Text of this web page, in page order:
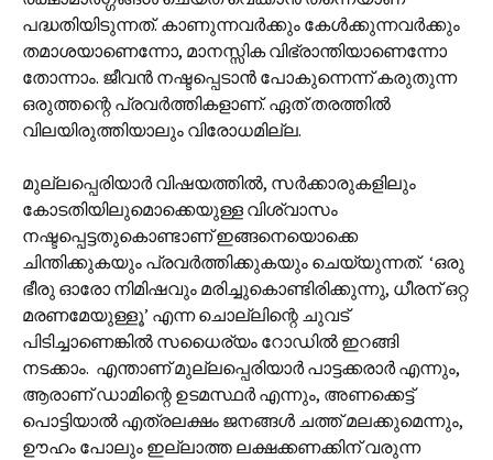
പദ്ധതിയിടുന്നത്. കാണുന്നവർക്കും കേൾക്കുന്നവർക്കും
തമാശയാണെന്നോ, മാനസ്സിക വിഭ്രാന്തിയാണെന്നോ
തോന്നാം. ജീവൻ നഷ്ടപ്പെടാൻ പോകുന്നെന്ന് കരുതുന്ന
ഒരുത്തന്റെ പ്രവർത്തികളാണ്. ഏത് തരത്തിൽ
വിലയിരുത്തിയാലും വിരോധമില്ല.
മുല്ലപ്പെരിയാർ വിഷയത്തിൽ, സർക്കാരുകളിലും
കോടതിയിലുമൊക്കെയുള്ള വിശ്വാസം
നഷ്ടപ്പെട്ടതുകൊണ്ടാണ് ഇങ്ങനെയൊക്കെ
ചിന്തിക്കുകയും പ്രവർത്തിക്കുകയും ചെയ്യുന്നത്. ‘ഒരു
ഭീരു ഓരോ നിമിഷവും മരിച്ചുകൊണ്ടിരിക്കുന്നു, ധീരന് ഒറ്റ
മരണമേയുള്ളൂ’ എന്ന ചൊല്ലിന്റെ ചുവട്
പിടിച്ചാണെങ്കിൽ സധൈര്യം റോഡിൽ ഇറങ്ങി
നടക്കാം. എന്താണ് മുല്ലപ്പെരിയാർ പാട്ടക്കരാർ എന്നും,
ആരാണ് ഡാമിന്റെ ഉടമസ്ഥർ എന്നും, അണക്കെട്ട്
പൊട്ടിയാൽ എത്രലക്ഷം ജനങ്ങൾ ചത്ത് മലക്കുമെന്നും,
ഊഹം പോലും ഇല്ലാത്ത ലക്ഷക്കണക്കിന് വരുന്ന